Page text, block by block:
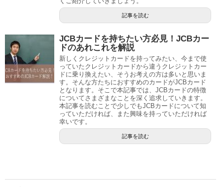
記事を読む
JCBカードを持ちたい方必見！JCBカー
ドのあれこれを解説
新しくクレジットカードを持ってみたい、今まで使
っていたクレジットカードから違うクレジットカー
ドに乗り換えたい、そうお考えの方は多いと思いま
す。そんな方たちにおすすめのカードがJCBカード
となります。そこで本記事では、JCBカードの特徴
についてさまざまなことを深く追求していきます。
本記事を読むことで少しでもJCBカードについて知
っていただければ、また興味を持っていただければ
幸いです。
記事を読む